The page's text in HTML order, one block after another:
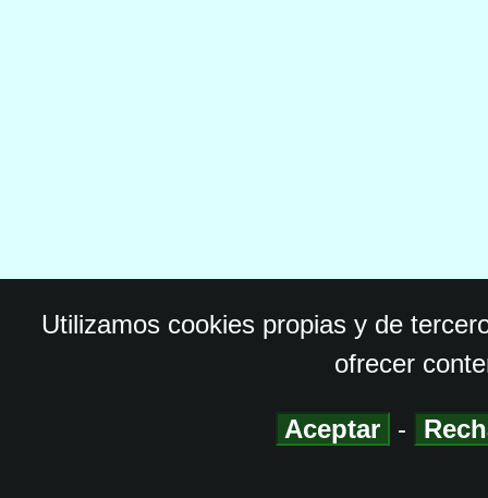
Utilizamos cookies propias y de
ofrecer
Aceptar -